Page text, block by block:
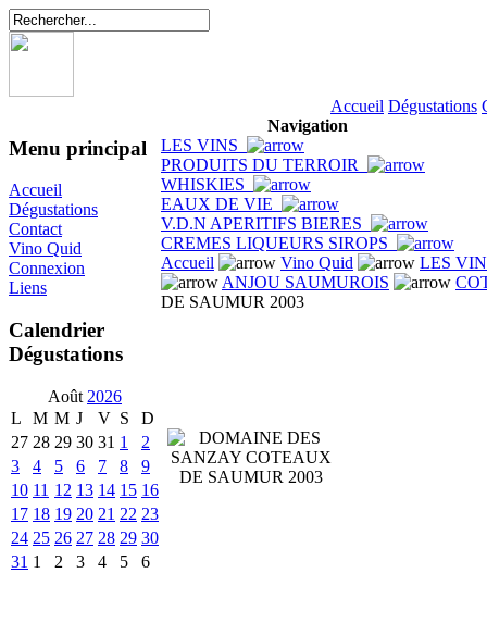
Accueil Dégustations
Menu principal
Accueil
Dégustations
Contact
Vino Quid
Connexion
Liens
Calendrier
Dégustations
Août 2026
L
M M J V S
D
27 28 29 30 31 1
2
3
4 5 6 7 8
9
10 11 12 13 14 15 16
17 18 19 20 21 22 23
24 25 26 27 28 29 30
31 1 2 3 4 5 6
Navigation
LES VINS
PRODUITS DU TERROIR
WHISKIES
EAUX DE VIE
V.D.N APERITIFS BIERES
CREMES LIQUEURS SIROPS
Accueil
Vino Quid
LES
ANJOU SAUMUROIS
DE SAUMUR 2003